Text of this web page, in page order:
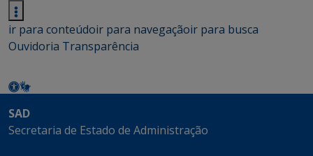
ir para conteúdoir para navegaçãoir para busca
Ouvidoria Transparência
SAD
Secretaria de Estado de Administração